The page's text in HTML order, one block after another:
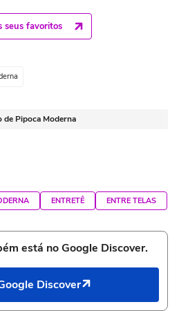
seus favoritos
de Pipoca Moderna
ENTRETÊ ENTRE TELAS
está no Google Discover.
Discover